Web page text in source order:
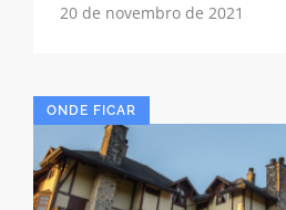
20 de novembro de 2021
ONDE FICAR